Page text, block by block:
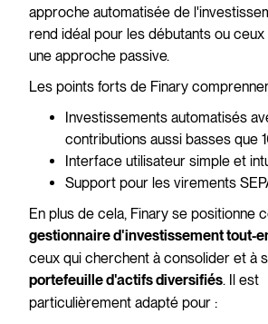
approche automatisée de
rend idéal pour les débutants ou
une approche passive.
Les points forts de Finary
Investissements automatisés
contributions aussi basses que
Interface utilisateur simple et
Support pour les virements
En plus de cela, Finary se positionne
gestionnaire d'investissement tout-
ceux qui cherchent à consolider et à
portefeuille d'actifs diversifiés. Il est
particulièrement adapté pour :